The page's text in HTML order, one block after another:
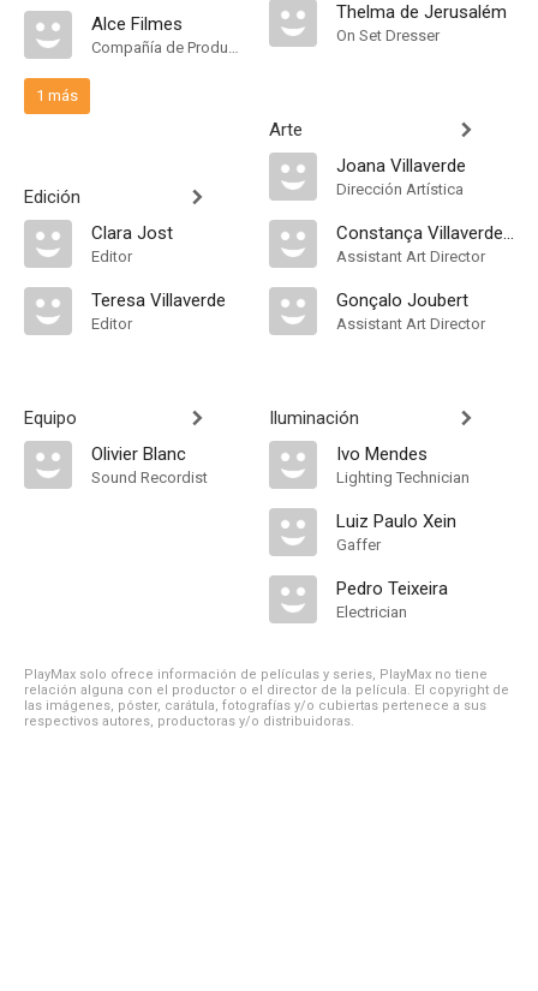
Alce Filmes
Compañía de Produccion
1 más
Edición
Clara Jost
Editor
Teresa Villaverde
Editor
Equipo
Olivier Blanc
Sound Recordist
Thelma de Jerusalém
On Set Dresser
Arte
Joana Villaverde
Dirección Artística
Constança Villaverde Rosado
Assistant Art Director
Gonçalo Joubert
Assistant Art Director
Iluminación
Ivo Mendes
Lighting Technician
Luiz Paulo Xein
Gaffer
Pedro Teixeira
Electrician
PlayMax solo ofrece información de películas y series, PlayMax no tiene
relación alguna con el productor o el director de la película. El copyright de
las imágenes, póster, carátula, fotografías y/o cubiertas pertenece a sus
respectivos autores, productoras y/o distribuidoras.